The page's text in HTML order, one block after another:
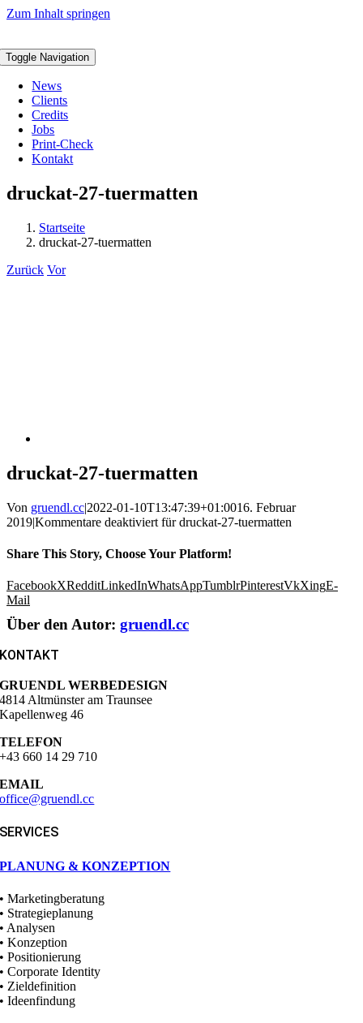
Zum Inhalt springen
Toggle Navigation
News
Clients
Credits
Jobs
Print-Check
Kontakt
druckat-27-tuermatten
Startseite
druckat-27-tuermatten
Zurück Vor
druckat-27-tuermatten
Von gruendl.cc|2022-01-10T13:47:39+01:0016. Februar
2019|Kommentare deaktiviert für druckat-27-tuermatten
Share This Story, Choose Your Platform!
FacebookXRedditLinkedInWhatsAppTumblrPinterestVkXingE-
Mail
Über den Autor: gruendl.cc
KONTAKT
GRUENDL WERBEDESIGN
4814 Altmünster am Traunsee
Kapellenweg 46
TELEFON
+43 660 14 29 710
EMAIL
office@gruendl.cc
SERVICES
PLANUNG & KONZEPTION
• Marketingberatung
• Strategieplanung
• Analysen
• Konzeption
• Positionierung
• Corporate Identity
• Zieldefinition
• Ideenfindung